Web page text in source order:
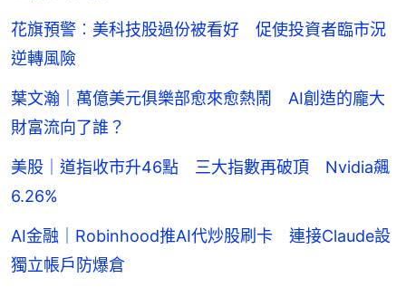
花旗預警︰美科技股過份被看好 促使投資者臨市況
逆轉風險
葉文瀚｜萬億美元俱樂部愈來愈熱鬧 AI創造的龐大
財富流向了誰？
美股｜道指收市升46點 三大指數再破頂 Nvidia飆
6.26%
AI金融｜Robinhood推AI代炒股刷卡 連接Claude設
獨立帳戶防爆倉